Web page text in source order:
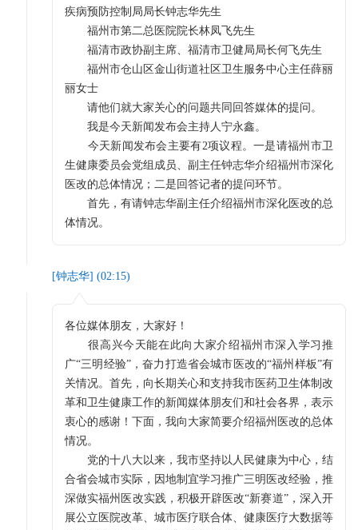
疾病预防控制局局长钟志华先生
福州市第二总医院院长林凤飞先生
福清市政协副主席、福清市卫健局局长何飞先生
福州市仓山区金山街道社区卫生服务中心主任薛丽
丽女士
请他们就大家关心的问题共同回答媒体的提问。
我是今天新闻发布会主持人宁永鑫。
今天新闻发布会主要有2项议程。一是请福州市卫
生健康委员会党组成员、副主任钟志华介绍福州市深化
医改的总体情况；二是回答记者的提问环节。
首先，有请钟志华副主任介绍福州市深化医改的总
体情况。
[钟志华] (02:15)
各位媒体朋友，大家好！
很高兴今天能在此向大家介绍福州市深入学习推
广“三明经验”，奋力打造省会城市医改的“福州样板”有
关情况。首先，向长期关心和支持我市医药卫生体制改
革和卫生健康工作的新闻媒体朋友们和社会各界，表示
衷心的感谢！下面，我向大家简要介绍福州医改的总体
情况。
党的十八大以来，我市坚持以人民健康为中心，结
合省会城市实际，因地制宜学习推广三明医改经验，推
深做实福州医改实践，积极开辟医改“新赛道”，深入开
展公立医院改革、城市医疗联合体、健康医疗大数据等